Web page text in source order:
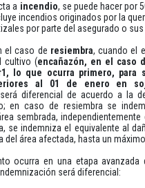
a incendio, se puede hacer por
incendios originados por la
por parte del asegurado o sus
el caso de resiembra, cuando el
cultivo (encañazón, en el caso
lo que ocurra primero, para
al 01 de enero en
diferencial de acuerdo a la
en caso de resiembra se
sembrada,
se indemniza el equivalente al
del área afectada, hasta un
ocurra en una etapa
será diferencial: